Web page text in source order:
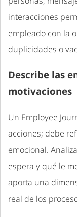
interacciones
empleado con la
duplicidades o
Describe las
motivaciones
Un Employee
acciones; debe
emocional.
espera y qué le
aporta una
real de los